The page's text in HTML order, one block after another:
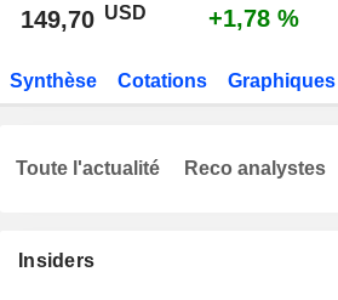
149,70 USD +1,78 %
Synthèse Cotations Graphiques
Insiders
Toute l'actualité Reco analystes